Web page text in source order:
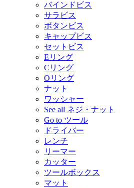
バインドビス
サラビス
ボタンビス
キャップビス
セットビス
Eリング
Cリング
Oリング
ナット
ワッシャー
See all ネジ・ナット
Go to ツール
ドライバー
レンチ
リーマー
カッター
ツールボックス
マット